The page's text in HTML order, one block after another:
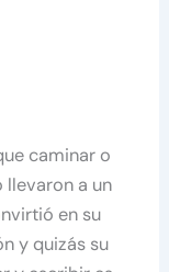
caminar o
llevaron a un
en su
y quizás su